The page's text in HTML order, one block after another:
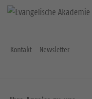
Kontakt Newsletter